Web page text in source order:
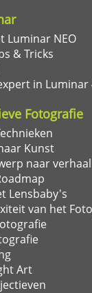
Luminar NEO
& Tricks
in Luminar
Fotografie
Kunst
naar verhaal
Lensbaby's
van het
Art